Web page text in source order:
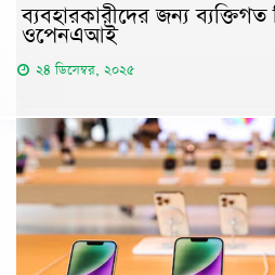
ব্যবহারকারীদের জন্য
ওপেনএআই
২৪ ডিসেম্বর, ২০২৫